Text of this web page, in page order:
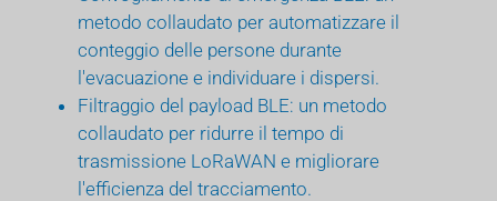
metodo collaudato per automatizzare il
conteggio delle persone durante
l'evacuazione e individuare i dispersi.
Filtraggio del payload BLE: un metodo
collaudato per ridurre il tempo di
trasmissione LoRaWAN e migliorare
l'efficienza del tracciamento.